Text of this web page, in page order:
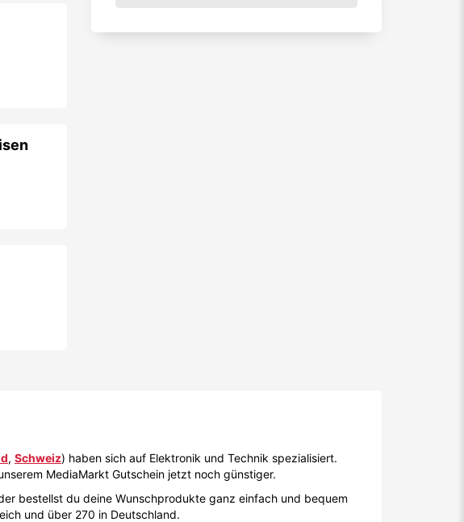
, Schweiz) haben sich auf Elektronik und Technik spezialisiert.
MediaMarkt Gutschein jetzt noch günstiger.
bestellst du deine Wunschprodukte ganz einfach und bequem
und über 270 in Deutschland.